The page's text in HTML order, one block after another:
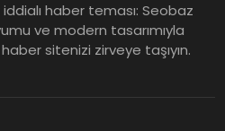
haber teması: Seobaz
ve modern tasarımıyla
sitenizi zirveye taşıyın.